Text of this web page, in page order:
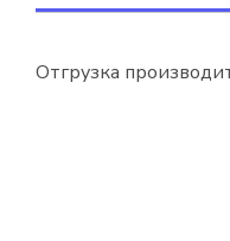
Отгрузка